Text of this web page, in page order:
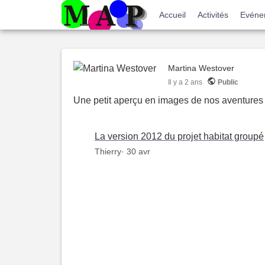
Menu
du
compte
l'utilisateur
Accueil Activités
Martina Westover
Il y a 2 ans Public
Une petit aperçu en images de nos
La version 2012 du projet habitat groupé
Thierry· 30 avr